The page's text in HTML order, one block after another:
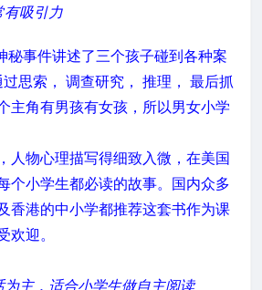
有吸引力
事件讲述了三个孩子碰到各种案
思索， 调查研究， 推理， 最后抓
主角有男孩有女孩，所以男女小学
人物心理描写得细致入微，在美国
个小学生都必读的故事。国内众多
香港的中小学都推荐这套书作为课
迎。
主，适合小学生做自主阅读